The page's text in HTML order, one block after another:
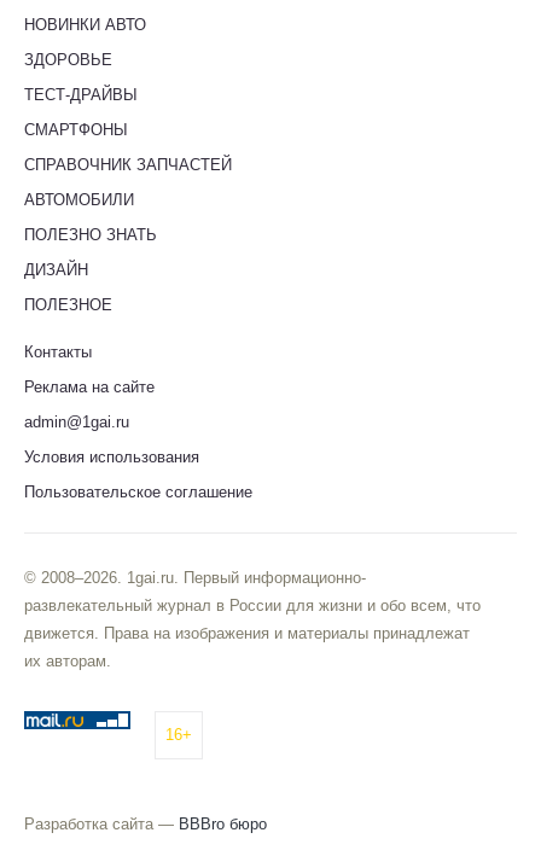
НОВИНКИ АВТО
ЗДОРОВЬЕ
ТЕСТ-ДРАЙВЫ
СМАРТФОНЫ
СПРАВОЧНИК ЗАПЧАСТЕЙ
АВТОМОБИЛИ
ПОЛЕЗНО ЗНАТЬ
ДИЗАЙН
ПОЛЕЗНОЕ
Контакты
Реклама на сайте
admin@1gai.ru
Условия использования
Пользовательское соглашение
© 2008–2026. 1gai.ru. Первый информационно-
развлекательный журнал в России для жизни и обо всем, что
движется. Права на изображения и материалы принадлежат
их авторам.
16+
Разработка сайта — BBBro бюро